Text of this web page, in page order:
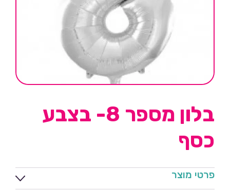
בלון מספר 8- בצבע
כסף
פרטי מוצר